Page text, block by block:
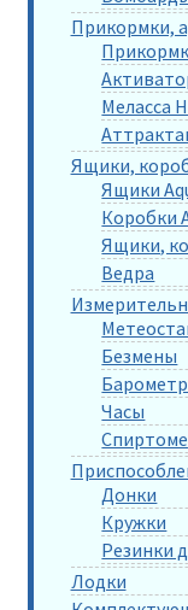
Прикормки,
Меласса
Ящики,
Ящики
Коробки
Ящики,
Ведра
Безмены
Часы
Донки
Кружки
Резинки
Лодки